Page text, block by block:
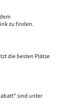
zu finden.
die besten Plätze
sind unter